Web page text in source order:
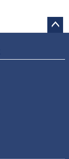
ップ